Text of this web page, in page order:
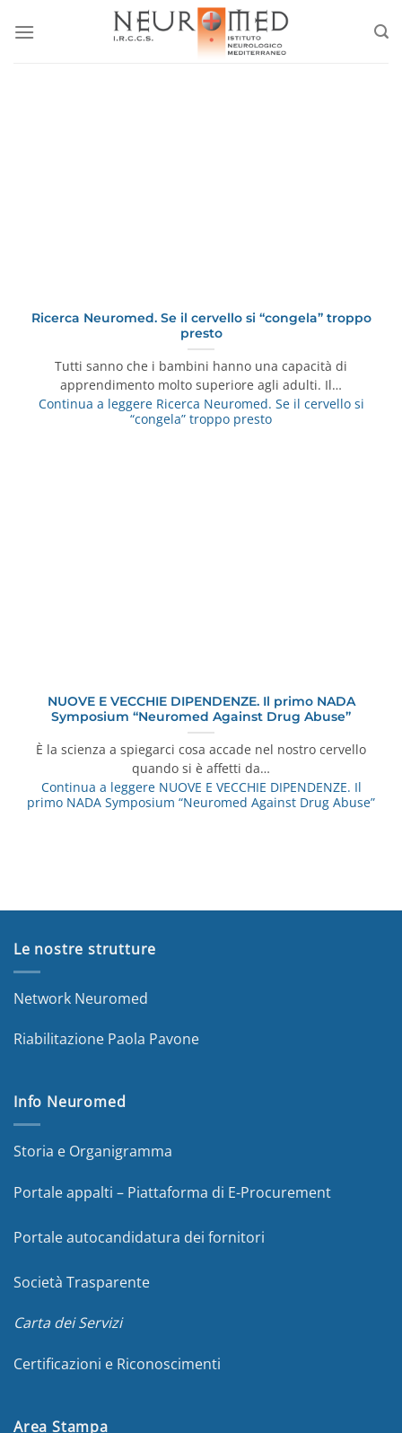
Ricerca Neuromed. Se il cervello si “congela” troppo
presto
Tutti sanno che i bambini hanno una capacità di
apprendimento molto superiore agli adulti. Il…
Continua a leggereRicerca Neuromed. Se il cervello si
“congela” troppo presto
NUOVE E VECCHIE DIPENDENZE. Il primo NADA
Symposium “Neuromed Against Drug Abuse”
È la scienza a spiegarci cosa accade nel nostro cervello
quando si è affetti da…
Continua a leggereNUOVE E VECCHIE DIPENDENZE. Il
primo NADA Symposium “Neuromed Against Drug Abuse”
Le nostre strutture
Network Neuromed
Riabilitazione Paola Pavone
Info Neuromed
Storia e Organigramma
Portale appalti – Piattaforma di E-Procurement
Portale autocandidatura dei fornitori
Società Trasparente
Carta dei Servizi
Certificazioni e Riconoscimenti
Area Stampa